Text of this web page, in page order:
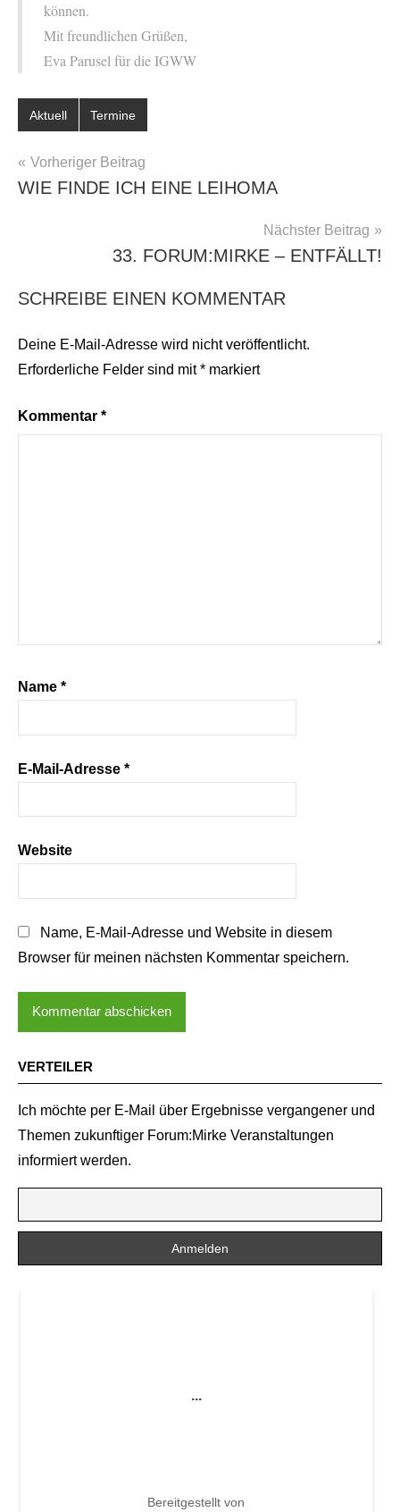
können.
Mit freundlichen Grüßen,
Eva Parusel für die IGWW
Aktuell Termine
BEITRAGSNAVIGATION
Vorheriger Beitrag
WIE FINDE ICH EINE LEIHOMA
Nächster Beitrag
33. FORUM:MIRKE – ENTFÄLLT!
SCHREIBE EINEN KOMMENTAR
Deine E-Mail-Adresse wird nicht veröffentlicht.
Erforderliche Felder sind mit* markiert
Kommentar *
Name *
E-Mail-Adresse *
Website
Name, E-Mail-Adresse und Website in diesem
Browser für meinen nächsten Kommentar speichern.
VERTEILER
Ich möchte per E-Mail über Ergebnisse vergangener und
Themen zukunftiger Forum:Mirke Veranstaltungen
informiert werden.